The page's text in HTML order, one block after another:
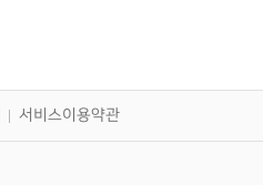
서비스이용약관